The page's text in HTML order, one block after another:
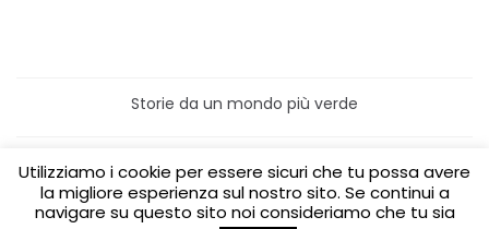
Storie da un mondo più verde
Home
Turismo sostenibile
Laboratori/Visite per le scuole
Green content per aziende Media Partner
Utilizziamo i cookie per essere sicuri che tu possa avere
la migliore esperienza sul nostro sito. Se continui a
navigare su questo sito noi consideriamo che tu sia